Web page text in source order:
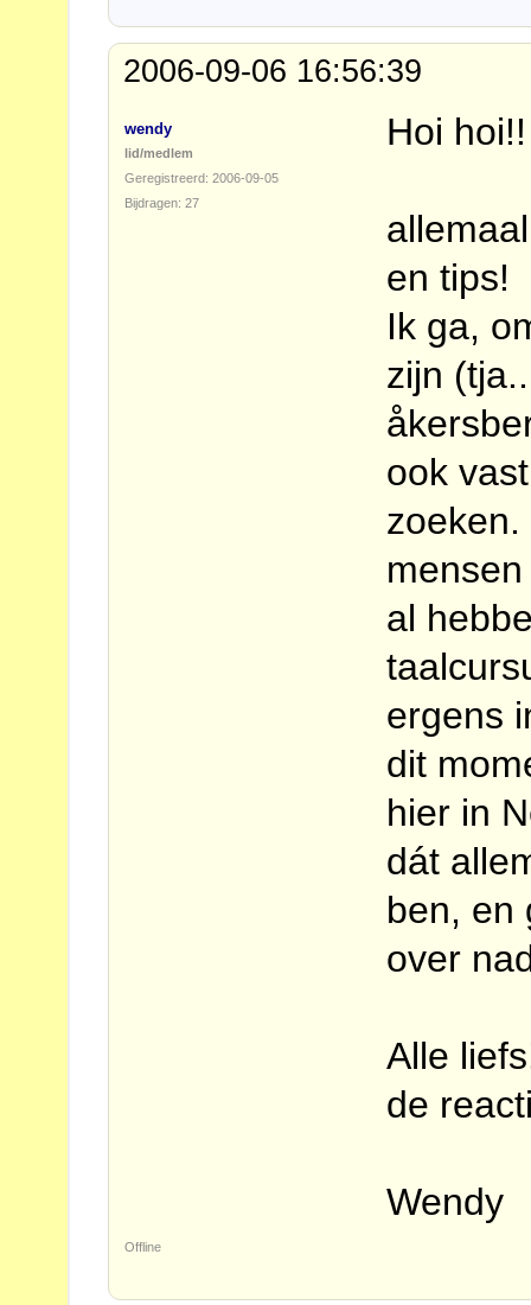
2006-09-06 16:56:39
wendy
lid/medlem
Geregistreerd: 2006-09-05
Bijdragen: 27
Hoi hoi!!
en tips!
Ik ga,
zijn
ook
al
ergens
dit
hier in
dát
ben, en
over
Alle
de
Wendy
Offline